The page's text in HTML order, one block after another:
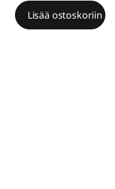
Lisää ostoskoriin